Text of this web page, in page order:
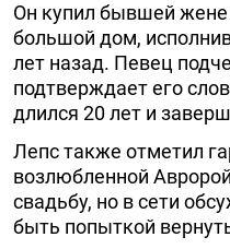
Он купил бывшей
большой дом,
лет назад. Певец
подтверждает его
длился 20 лет и
Лепс также отметил
возлюбленной
свадьбу, но в сети
быть попыткой